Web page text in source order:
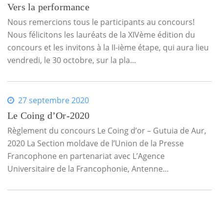
Vers la performance
Nous remercions tous le participants au concours!
Nous félicitons les lauréats de la XIVème édition du
concours et les invitons à la II-ième étape, qui aura lieu
vendredi, le 30 octobre, sur la pla...
27 septembre 2020
Le Coing d’Or-2020
Règlement du concours Le Coing d’or – Gutuia de Aur,
2020 La Section moldave de l’Union de la Presse
Francophone en partenariat avec L’Agence
Universitaire de la Francophonie, Antenne...